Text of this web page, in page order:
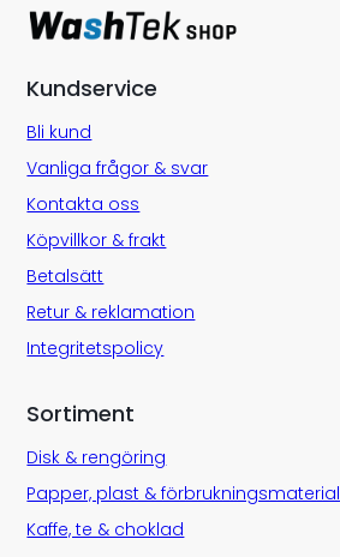
Kundservice
Bli kund
Vanliga frågor & svar
Kontakta oss
Köpvillkor & frakt
Betalsätt
Retur & reklamation
Integritetspolicy
Sortiment
Disk & rengöring
Papper, plast & förbrukningsmaterial
Kaffe, te & choklad